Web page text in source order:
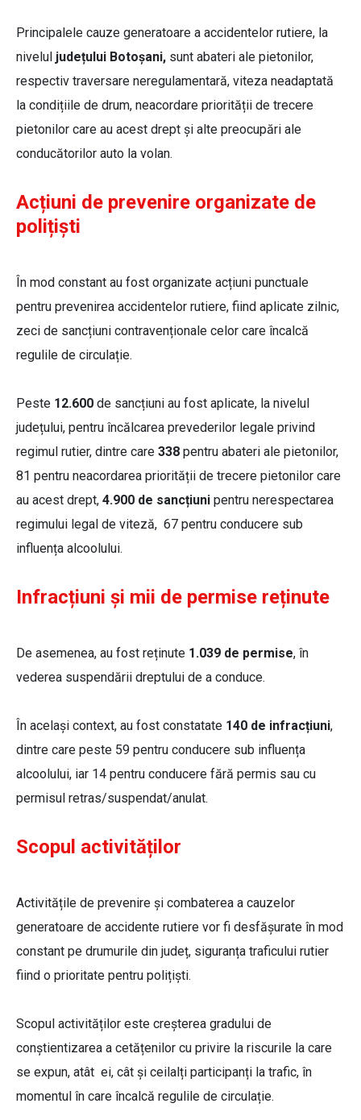
Principalele cauze generatoare a accidentelor rutiere, la
nivelul județului Botoșani, sunt abateri ale pietonilor,
respectiv traversare neregulamentară, viteza neadaptată
la condițiile de drum, neacordare priorității de trecere
pietonilor care au acest drept și alte preocupări ale
conducătorilor auto la volan.
Acțiuni de prevenire organizate de
polițiști
În mod constant au fost organizate acțiuni punctuale
pentru prevenirea accidentelor rutiere, fiind aplicate zilnic,
zeci de sancțiuni contravenționale celor care încalcă
regulile de circulație.
Peste 12.600 de sancțiuni au fost aplicate, la nivelul
județului, pentru încălcarea prevederilor legale privind
regimul rutier, dintre care 338 pentru abateri ale pietonilor,
81 pentru neacordarea priorității de trecere pietonilor care
au acest drept, 4.900 de sancțiuni pentru nerespectarea
regimului legal de viteză, 67 pentru conducere sub
influența alcoolului.
Infracțiuni și mii de permise reținute
De asemenea, au fost reținute 1.039 de permise, în
vederea suspendării dreptului de a conduce.
În același context, au fost constatate 140 de infracțiuni,
dintre care peste 59 pentru conducere sub influența
alcoolului, iar 14 pentru conducere fără permis sau cu
permisul retras/suspendat/anulat.
Scopul activităților
Activitățile de prevenire și combaterea a cauzelor
generatoare de accidente rutiere vor fi desfășurate în mod
constant pe drumurile din județ, siguranța traficului rutier
fiind o prioritate pentru polițiști.
Scopul activităților este creșterea gradului de
conștientizarea a cetățenilor cu privire la riscurile la care
se expun, atât ei, cât și ceilalți participanți la trafic, în
momentul în care încalcă regulile de circulație.